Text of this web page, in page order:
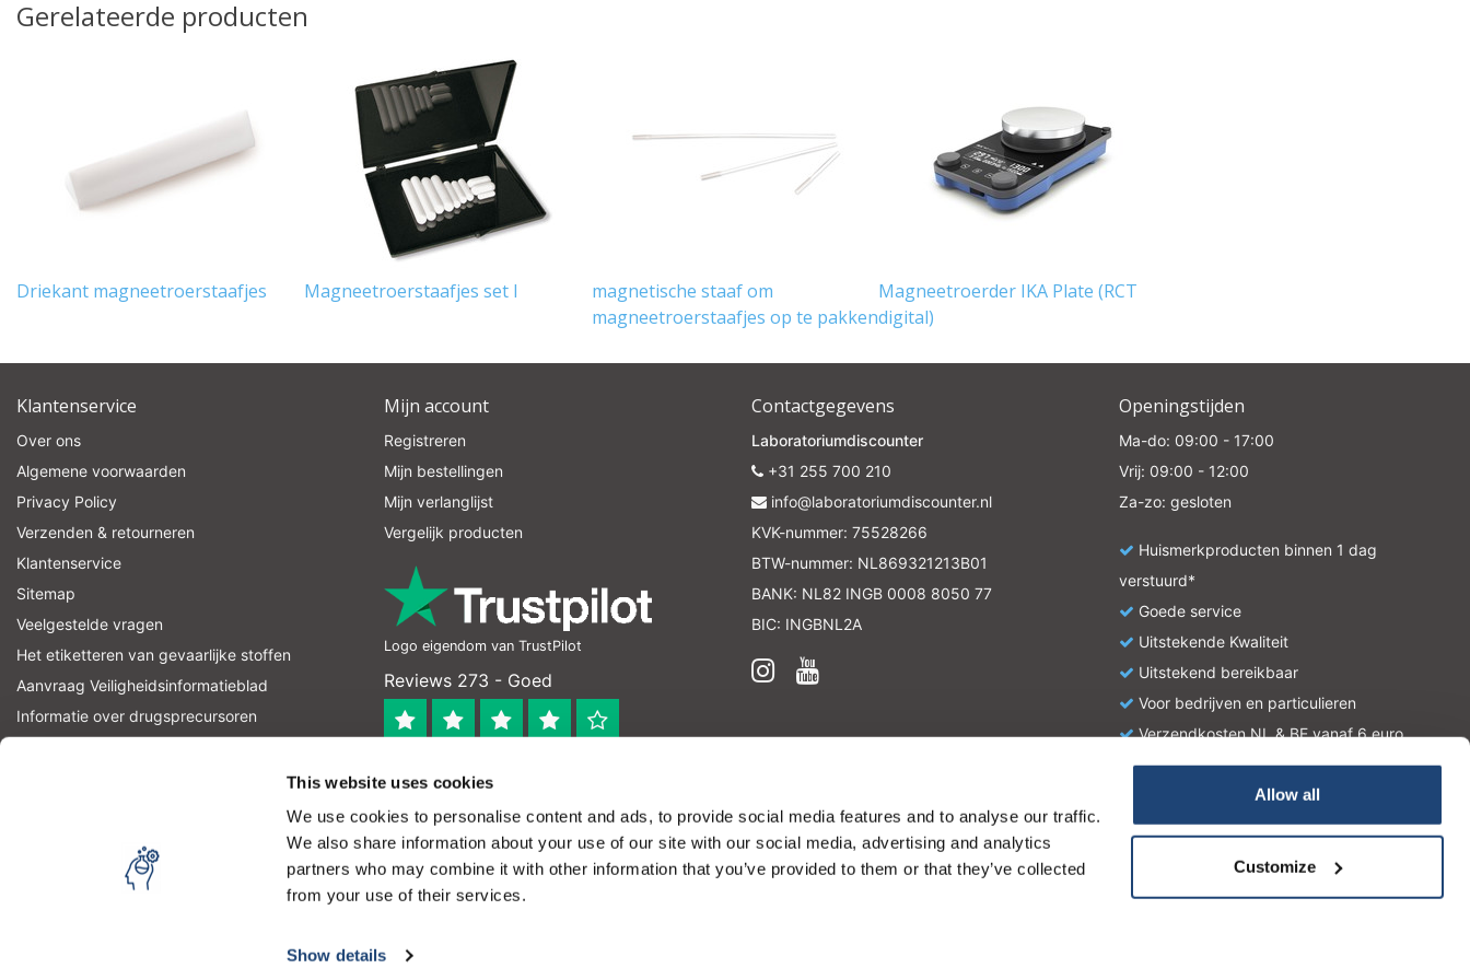
This website uses cookies
We use cookies to personalise content and ads, to provide social media features and to analyse our traffic.
We also share information about your use of our site with our social media, advertising and analytics
partners who may combine it with other information that you’ve provided to them or that they’ve collected
from your use of their services.
Show details
Allow all
Customize
Gerelateerde producten
Driekant magneetroerstaafjes Magneetroerstaafjes set I
magnetische staaf om
magneetroerstaafjes op te pakken
Magneetroerder IKA Plate (RCT
digital)
Klantenservice
Over ons
Algemene voorwaarden
Privacy Policy
Verzenden & retourneren
Klantenservice
Sitemap
Veelgestelde vragen
Het etiketteren van gevaarlijke stoffen
Aanvraag Veiligheidsinformatieblad
Informatie over drugsprecursoren
Mijn account
Registreren
Mijn bestellingen
Mijn verlanglijst
Vergelijk producten
Logo eigendom van TrustPilot
Reviews 273 - Goed
Contactgegevens
Laboratoriumdiscounter
+31 255 700 210
info@laboratoriumdiscounter.nl
KVK-nummer: 75528266
BTW-nummer: NL869321213B01
BANK: NL82 INGB 0008 8050 77
BIC: INGBNL2A
Openingstijden
Ma-do: 09:00 - 17:00
Vrij: 09:00 - 12:00
Za-zo: gesloten
Huismerkproducten binnen 1 dag
verstuurd*
Goede service
Uitstekende Kwaliteit
Uitstekend bereikbaar
Voor bedrijven en particulieren
Verzendkosten NL & BE vanaf 6 euro
Let op! Op onze productomschrijvingen kunnen geen rechten verleend worden en zijn enkel ter educatie en/of informatie en zijn geen handleiding of omschrijving hoe u het
product kan en mag gebruiken. U bent zelf verantwoordelijk voor het toepassen van eventuele nationale en internationale wetgeving omtrent het gebruik van chemicaliën.